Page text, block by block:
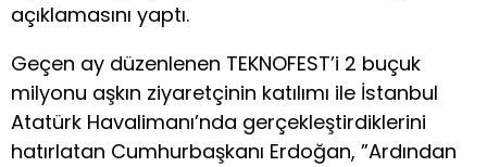
açıklamasını yaptı.
Geçen ay düzenlenen TEKNOFEST’i 2 buçuk
milyonu aşkın ziyaretçinin katılımı ile İstanbul
Atatürk Havalimanı’nda gerçekleştirdiklerini
hatırlatan Cumhurbaşkanı Erdoğan, ”Ardından